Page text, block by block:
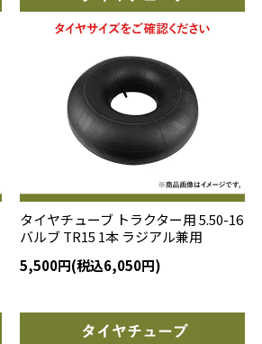
タイヤチューブ トラクター用 5.50-16
バルブ TR15 1本 ラジアル兼用
5,500円(税込6,050円)